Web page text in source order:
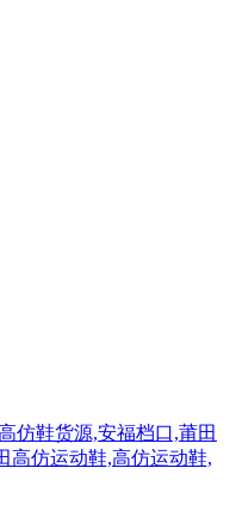
仿鞋货源,安福档口,莆田
高仿运动鞋,高仿运动鞋,